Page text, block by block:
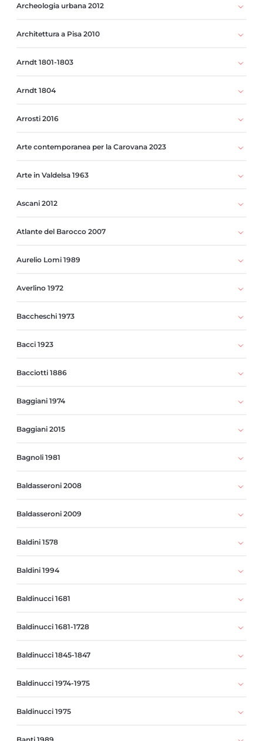
Archeologia urbana 2012
Architettura a Pisa 2010
Arndt 1801-1803
Arndt 1804
Arrosti 2016
Arte contemporanea per la Carovana 2023
Arte in Valdelsa 1963
Ascani 2012
Atlante del Barocco 2007
Aurelio Lomi 1989
Averlino 1972
Baccheschi 1973
Bacci 1923
Bacciotti 1886
Baggiani 1974
Baggiani 2015
Bagnoli 1981
Baldasseroni 2008
Baldasseroni 2009
Baldini 1578
Baldini 1994
Baldinucci 1681
Baldinucci 1681-1728
Baldinucci 1845-1847
Baldinucci 1974-1975
Baldinucci 1975